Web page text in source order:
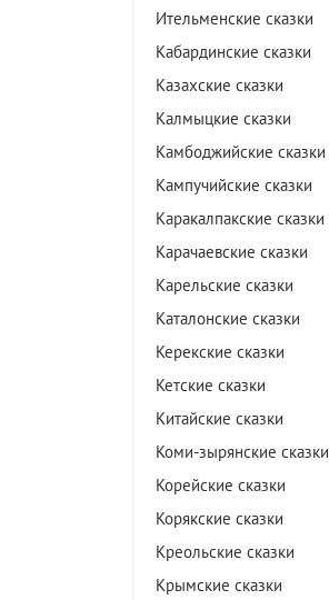
Ительменские сказки
Кабардинские сказки
Казахские сказки
Калмыцкие сказки
Камбоджийские сказки
Кампучийские сказки
Каракалпакские сказки
Карачаевские сказки
Карельские сказки
Каталонские сказки
Керекские сказки
Кетские сказки
Китайские сказки
Коми-зырянские сказки
Корейские сказки
Корякские сказки
Креольские сказки
Крымские сказки